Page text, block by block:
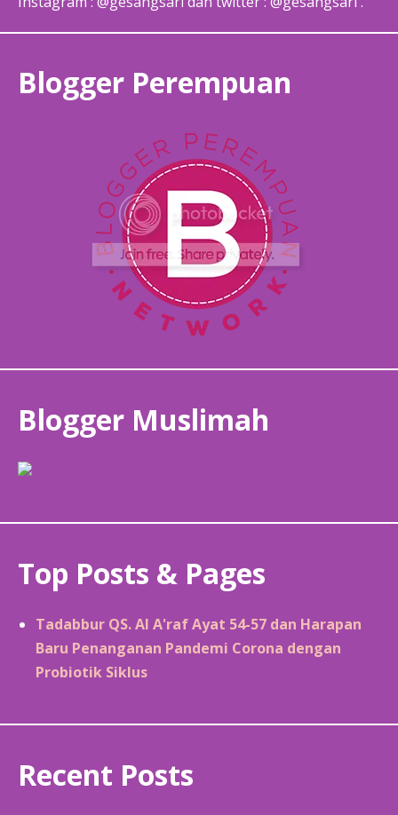
Blogger Perempuan
Blogger Muslimah
Top Posts & Pages
Tadabbur QS. Al A'raf Ayat 54-57 dan Harapan
Baru Penanganan Pandemi Corona dengan
Probiotik Siklus
Recent Posts